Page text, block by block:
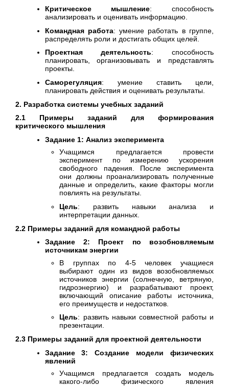
Критическое мышление: способность
анализировать и оценивать информацию.
Командная работа: умение работать в группе,
распределять роли и достигать общих целей.
Проектная деятельность: способность
планировать, организовывать и представлять
проекты.
Саморегуляция: умение ставить цели,
планировать действия и оценивать результаты.
2. Разработка системы учебных заданий
2.1 Примеры заданий для формирования
критического мышления
Задание 1: Анализ эксперимента
Учащимся предлагается провести
эксперимент по измерению ускорения
свободного падения. После эксперимента
они должны проанализировать полученные
данные и определить, какие факторы могли
повлиять на результаты.
Цель: развить навыки анализа и
интерпретации данных.
2.2 Примеры заданий для командной работы
Задание 2: Проект по возобновляемым
источникам энергии
В группах по 4-5 человек учащиеся
выбирают один из видов возобновляемых
источников энергии (солнечную, ветряную,
гидроэнергию) и разрабатывают проект,
включающий описание работы источника,
его преимуществ и недостатков.
Цель: развить навыки совместной работы и
презентации.
2.3 Примеры заданий для проектной деятельности
Задание 3: Создание модели физических
явлений
Учащимся предлагается создать модель
какого-либо физического явления